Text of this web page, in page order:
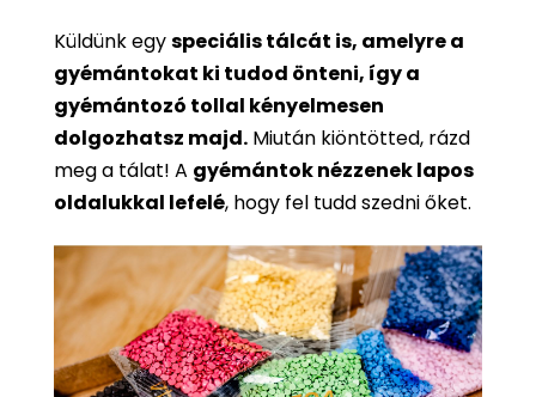
Küldünk egyspeciális tálcát is, amelyre a
gyémántokat ki tudod önteni, így a
gyémántozó tollal kényelmesen
dolgozhatsz majd. Miután kiöntötted, rázd
meg a tálat! A gyémántok nézzenek lapos
oldalukkal lefelé, hogy fel tudd szedni őket.